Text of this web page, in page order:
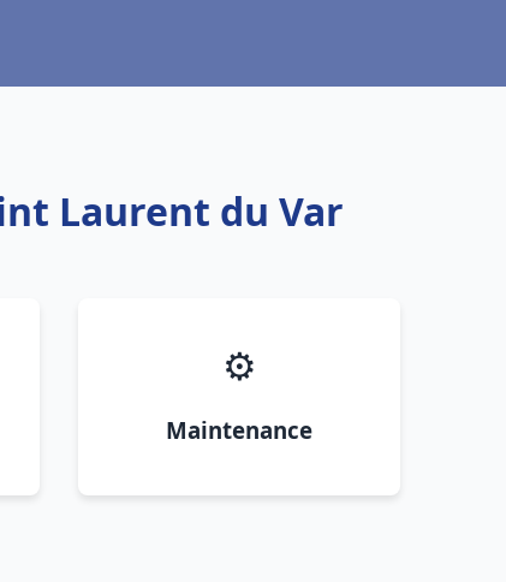
Laurent du Var
⚙️
Maintenance